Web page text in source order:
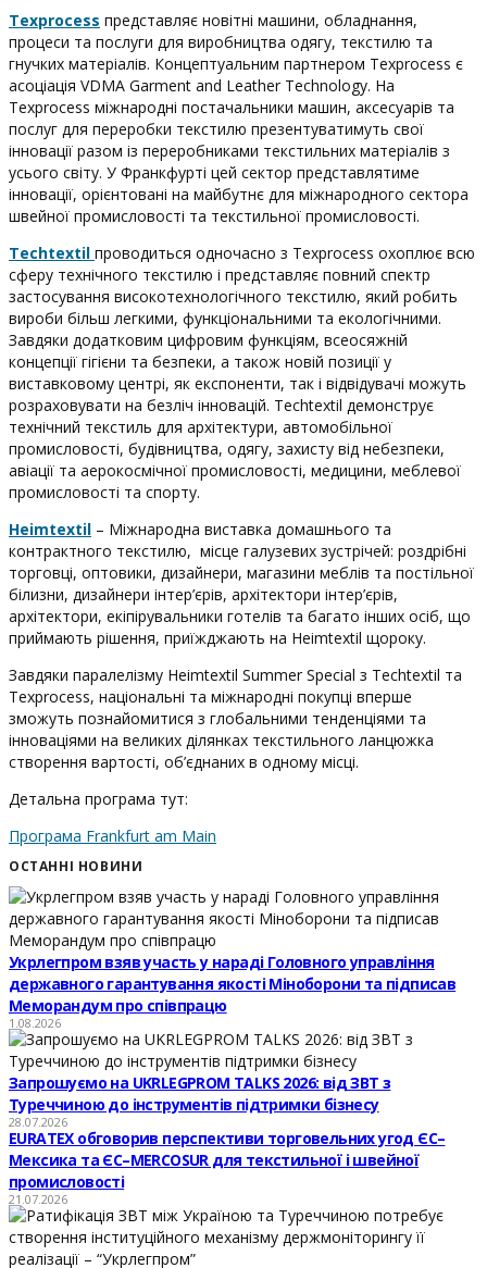
Texprocess представляє новітні машини, обладнання,
процеси та послуги для виробництва одягу, текстилю та
гнучких матеріалів. Концептуальним партнером Texprocess є
асоціація VDMA Garment and Leather Technology. На
Texprocess міжнародні постачальники машин, аксесуарів та
послуг для переробки текстилю презентуватимуть свої
інновації разом із переробниками текстильних матеріалів з
усього світу. У Франкфурті цей сектор представлятиме
інновації, орієнтовані на майбутнє для міжнародного сектора
швейної промисловості та текстильної промисловості.
Techtextil проводиться одночасно з Texprocess охоплює всю
сферу технічного текстилю і представляє повний спектр
застосування високотехнологічного текстилю, який робить
вироби більш легкими, функціональними та екологічними.
Завдяки додатковим цифровим функціям, всеосяжній
концепції гігієни та безпеки, а також новій позиції у
виставковому центрі, як експоненти, так і відвідувачі можуть
розраховувати на безліч інновацій. Techtextil демонструє
технічний текстиль для архітектури, автомобільної
промисловості, будівництва, одягу, захисту від небезпеки,
авіації та аерокосмічної промисловості, медицини, меблевої
промисловості та спорту.
Heimtextil – Міжнародна виставка домашнього та
контрактного текстилю, місце галузевих зустрічей: роздрібні
торговці, оптовики, дизайнери, магазини меблів та постільної
білизни, дизайнери інтер’єрів, архітектори інтер’єрів,
архітектори, екіпірувальники готелів та багато інших осіб, що
приймають рішення, приїжджають на Heimtextil щороку.
Завдяки паралелізму Heimtextil Summer Special з Techtextil та
Texprocess, національні та міжнародні покупці вперше
зможуть познайомитися з глобальними тенденціями та
інноваціями на великих ділянках текстильного ланцюжка
створення вартості, об’єднаних в одному місці.
Детальна програма тут:
Програма Frankfurt am Main
ОСТАННІ НОВИНИ
Укрлегпром взяв участь у нараді Головного управління
державного гарантування якості Міноборони та підписав
Меморандум про співпрацю
1.08.2026
Запрошуємо на UKRLEGPROM TALKS 2026: від ЗВТ з
Туреччиною до інструментів підтримки бізнесу
28.07.2026
EURATEX обговорив перспективи торговельних угод ЄС–
Мексика та ЄС–MERCOSUR для текстильної і швейної
промисловості
21.07.2026